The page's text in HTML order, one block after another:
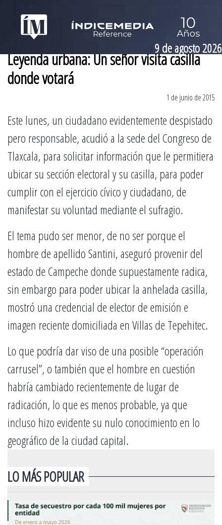
9 de agosto 2026
Leyenda urbana: Un señor visita casilla
donde votará
1 de junio de 2015
Este lunes, un ciudadano evidentemente despistado
pero responsable, acudió a la sede del Congreso de
Tlaxcala, para solicitar información que le permitiera
ubicar su sección electoral y su casilla, para poder
cumplir con el ejercicio cívico y ciudadano, de
manifestar su voluntad mediante el sufragio.
El tema pudo ser menor, de no ser porque el
hombre de apellido Santini, aseguró provenir del
estado de Campeche donde supuestamente radica,
sin embargo para poder ubicar la anhelada casilla,
mostró una credencial de elector de emisión e
imagen reciente domiciliada en Villas de Tepehitec.
Lo que podría dar viso de una posible “operación
carrusel”, o también que el hombre en cuestión
habría cambiado recientemente de lugar de
radicación, lo que es menos probable, ya que
incluso hizo evidente su nulo conocimiento en lo
geográfico de la ciudad capital.
LO MÁS POPULAR